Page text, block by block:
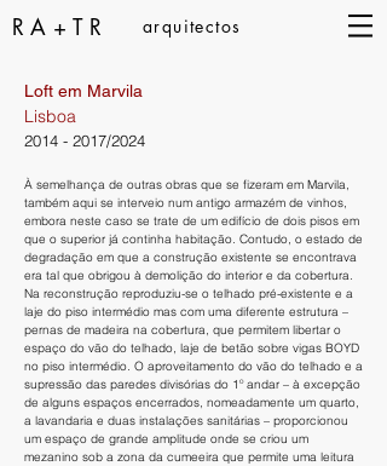
RA+TR arquitectos
Loft em Marvila
Lisboa
2014 - 2017/2024
À semelhança de outras obras que se fizeram em Marvila,
também aqui se interveio num antigo armazém de vinhos,
embora neste caso se trate de um edifício de dois pisos em
que o superior já continha habitação. Contudo, o estado de
degradação em que a construção existente se encontrava
era tal que obrigou à demolição do interior e da cobertura.
Na reconstrução reproduziu-se o telhado pré-existente e a
laje do piso intermédio mas com uma diferente estrutura –
pernas de madeira na cobertura, que permitem libertar o
espaço do vão do telhado, laje de betão sobre vigas BOYD
no piso intermédio. O aproveitamento do vão do telhado e a
supressão das paredes divisórias do 1º andar – à excepção
de alguns espaços encerrados, nomeadamente um quarto,
a lavandaria e duas instalações sanitárias – proporcionou
um espaço de grande amplitude onde se criou um
mezanino sob a zona da cumeeira que permite uma leitura